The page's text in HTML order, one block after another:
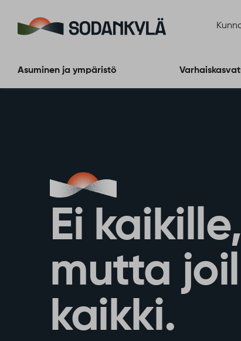
Asuminen ja ympäristö
Ei kaikille,
mutta
kaikki.